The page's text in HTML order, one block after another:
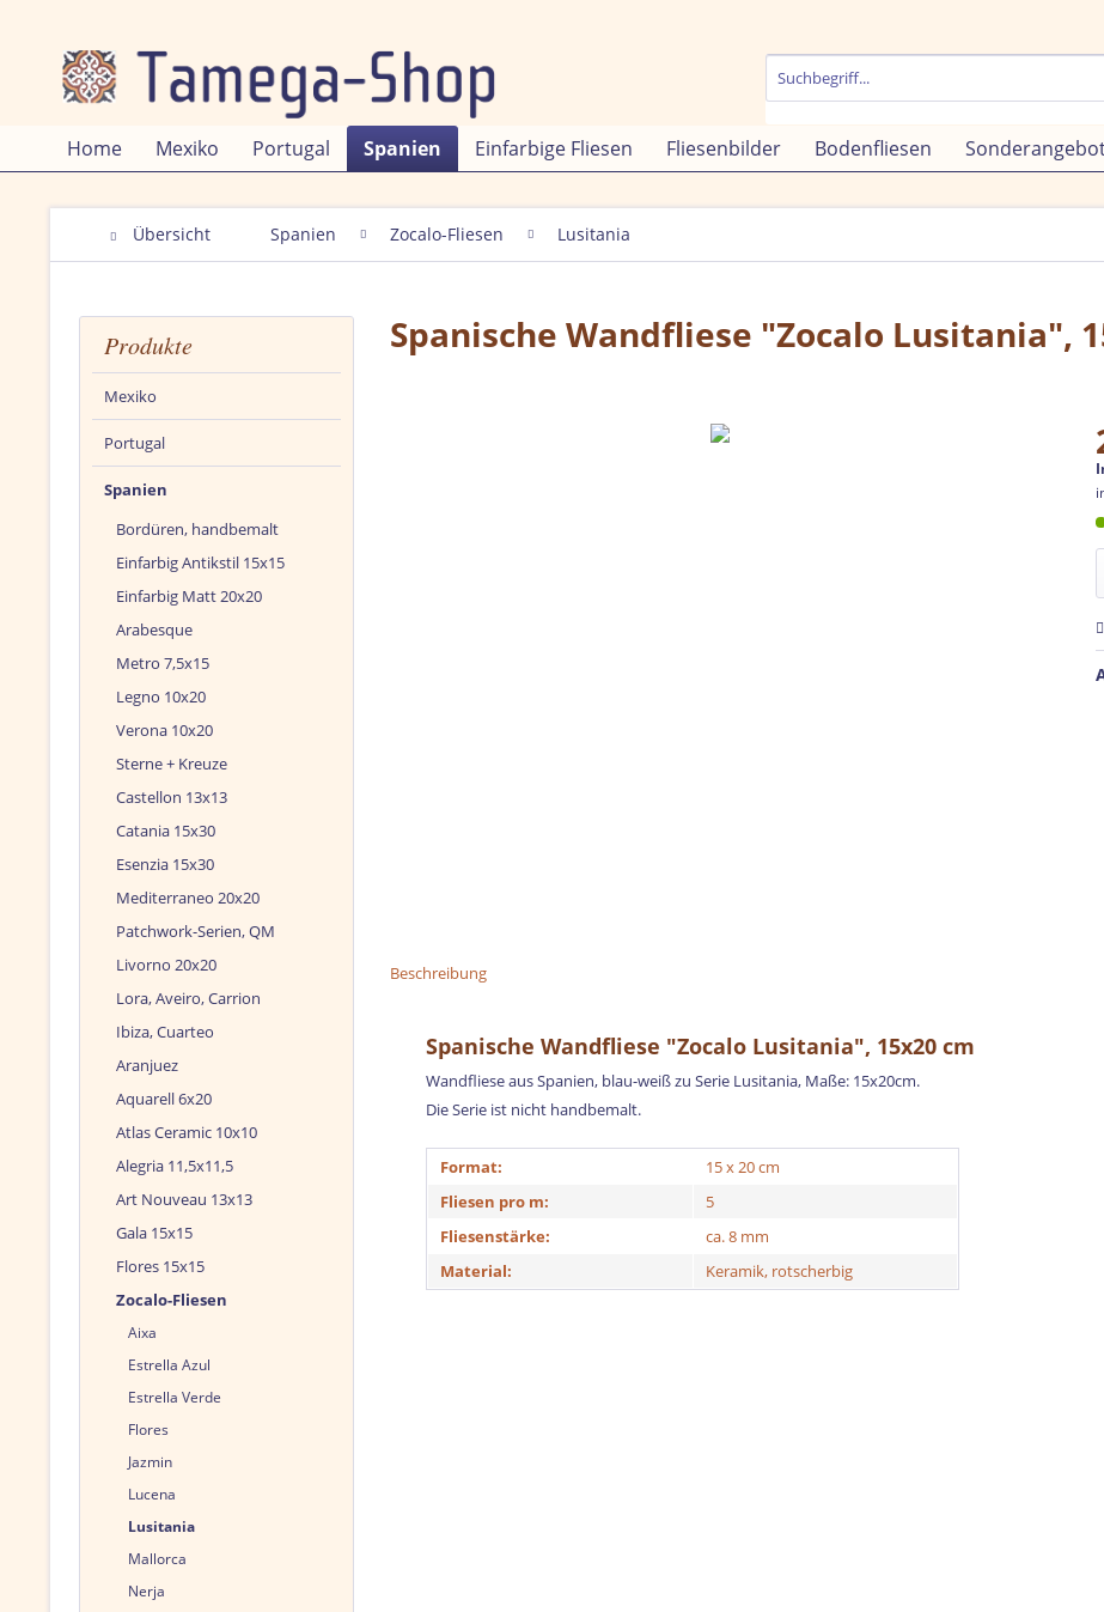
Home Mexiko Portugal Spanien Einfarbige Fliesen Fliesenbilder Bodenfliesen
Übersicht Spanien Zocalo-Fliesen Lusitania
Produkte
Mexiko
Portugal
Spanien
Bordüren, handbemalt
Einfarbig Antikstil 15x15
Einfarbig Matt 20x20
Arabesque
Metro 7,5x15
Legno 10x20
Verona 10x20
Sterne + Kreuze
Castellon 13x13
Catania 15x30
Esenzia 15x30
Mediterraneo 20x20
Patchwork-Serien, QM
Livorno 20x20
Lora, Aveiro, Carrion
Ibiza, Cuarteo
Aranjuez
Aquarell 6x20
Atlas Ceramic 10x10
Alegria 11,5x11,5
Art Nouveau 13x13
Gala 15x15
Flores 15x15
Zocalo-Fliesen
Aixa
Estrella Azul
Estrella Verde
Flores
Jazmin
Lucena
Lusitania
Mallorca
Nerja
Spanische Wandfliese "Zocalo Lusitania",
Beschreibung
Spanische Wandfliese "Zocalo Lusitania", 15x20 cm
Wandfliese aus Spanien, blau-weiß zu Serie Lusitania, Maße: 15x20cm.
Die Serie ist nicht handbemalt.
Format:
15 x 20 cm
Fliesen pro m:
5
Fliesenstärke:
ca. 8 mm
Material:
Keramik, rotscherbig